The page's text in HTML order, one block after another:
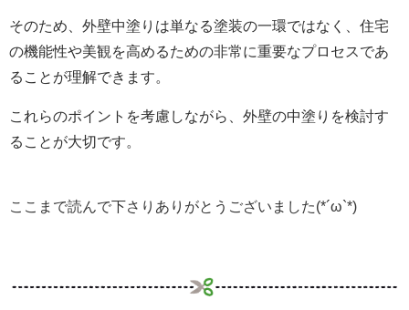
そのため、外壁中塗りは単なる塗装の一環ではなく、住宅
の機能性や美観を高めるための非常に重要なプロセスであ
ることが理解できます。
これらのポイントを考慮しながら、外壁の中塗りを検討す
ることが大切です。
ここまで読んで下さりありがとうございました(*´ω`*)